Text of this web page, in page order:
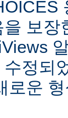
보장
정되
로운